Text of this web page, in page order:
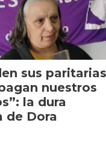
sus
nuestros
la dura
de Dora